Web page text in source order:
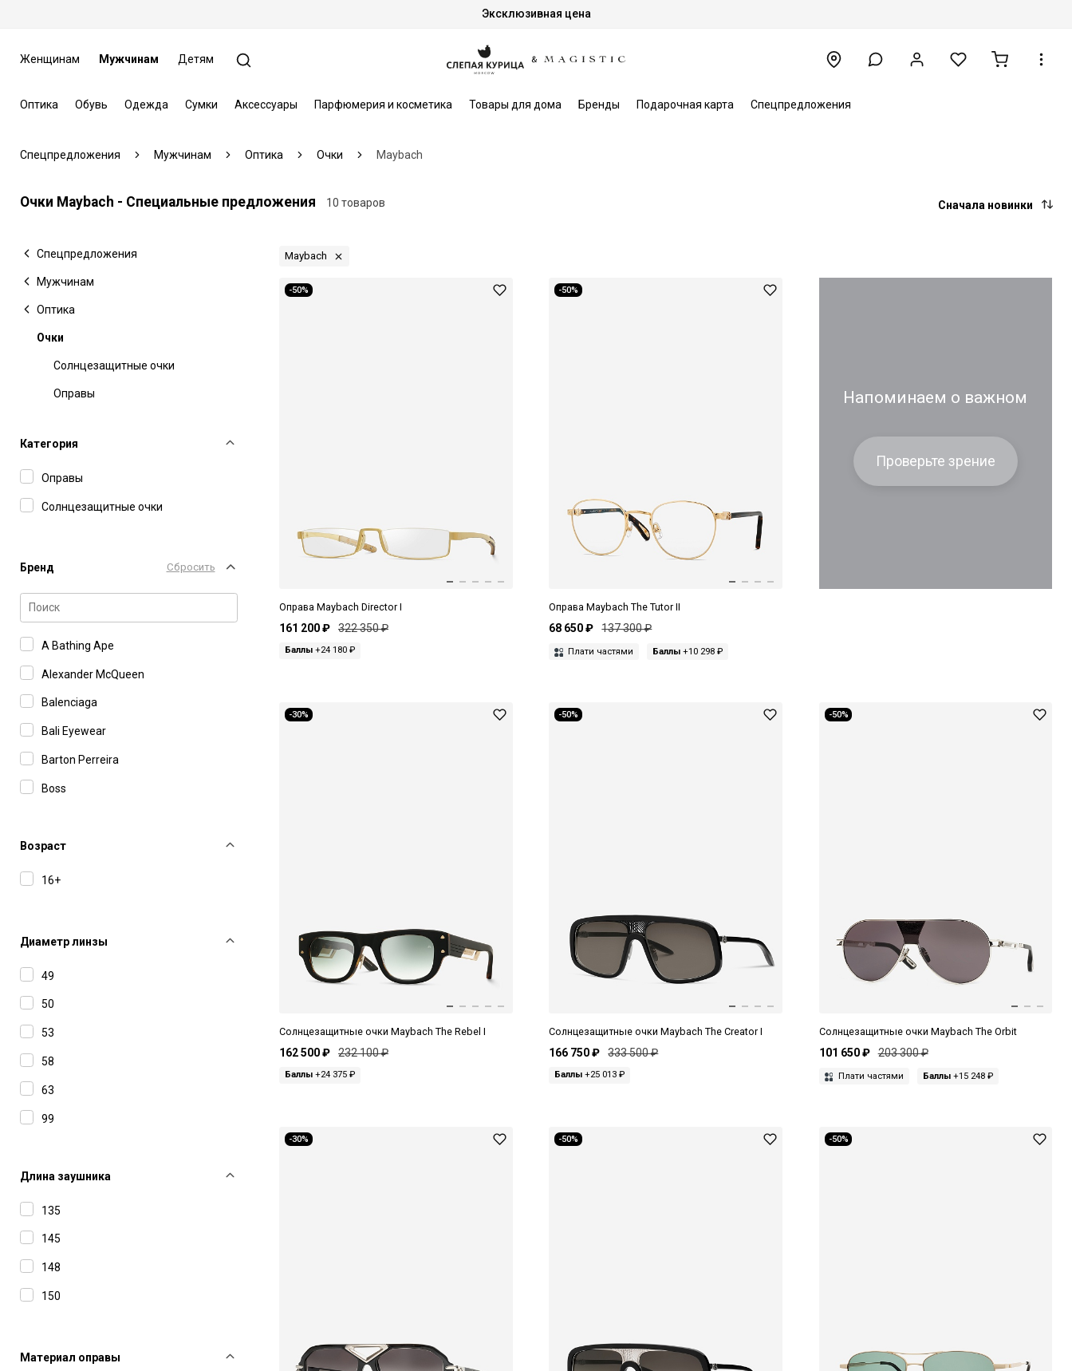
Эксклюзивная цена
Женщинам Мужчинам Детям
Оптика Обувь Одежда Сумки Аксессуары Парфюмерия и косметика Товары для дома Бренды Подарочная карта Спецпредложения
Спецпредложения Мужчинам Оптика Очки Maybach
Очки Maybach - Специальные предложения 10 товаров Сначала новинки
Спецпредложения
Мужчинам
Оптика
Очки
Солнцезащитные очки
Оправы
Категория
Оправы
Солнцезащитные очки
Бренд Сбросить
A Bathing Ape
Alexander McQueen
Balenciaga
Bali Eyewear
Barton Perreira
Boss
Brioni
Carolina Lemke
Hugo
IC Berlin
Jacquemus
Kuboraum
Linda Farrow
Возраст
16+
Диаметр линзы
49
50
53
58
63
99
Длина заушника
135
145
148
150
Материал оправы
Maybach
-50%
Оправа Maybach Director I
161 200 ₽ 322 350 ₽
Баллы +24 180 ₽
-50%
Оправа Maybach The Tutor II
68 650 ₽ 137 300 ₽
Плати частями Баллы +10 298 ₽
Напоминаем о важном
Проверьте зрение
-30%
Солнцезащитные очки Maybach The Rebel I
162 500 ₽ 232 100 ₽
Баллы +24 375 ₽
-50%
Солнцезащитные очки Maybach The Creator I
166 750 ₽ 333 500 ₽
Баллы +25 013 ₽
-50%
Солнцезащитные очки Maybach The Orbit
101 650 ₽ 203 300 ₽
Плати частями Баллы+15 248 ₽
-30% -50% -50%